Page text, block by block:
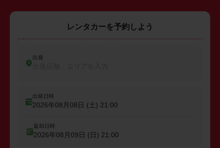
レンタカーを予約しよう
出発
出発日時
2026年08月08日 (土) 21:00
返却日時
2026年08月09日 (日) 21:00